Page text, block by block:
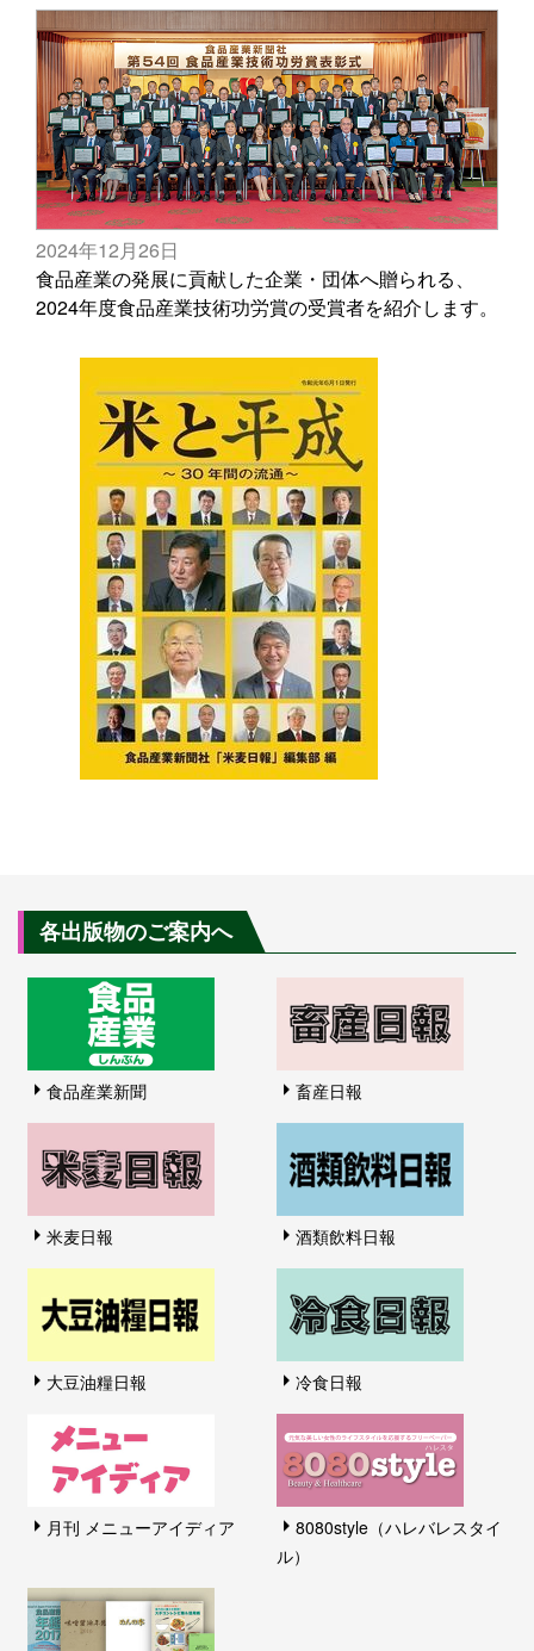
2024年12月26日
食品産業の発展に貢献した企業・団体へ贈られる、
2024年度食品産業技術功労賞の受賞者を紹介します。
各出版物のご案内へ
食品産業新聞 畜産日報
米麦日報 酒類飲料日報
大豆油糧日報 冷食日報
月刊 メニューアイディア
8080style（ハレバレスタイ
ル）